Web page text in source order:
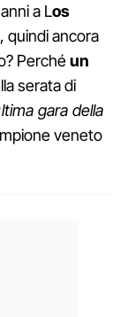
a Los
quindi ancora
Perchéun
serata di
gara della
veneto